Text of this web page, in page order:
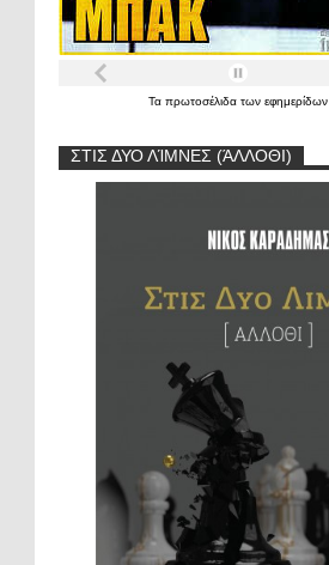
Τα πρωτοσέλιδα των εφημερίδων
ΣΤΙΣ ΔΥΟ ΛΊΜΝΕΣ (ΆΛΛΟΘΙ)